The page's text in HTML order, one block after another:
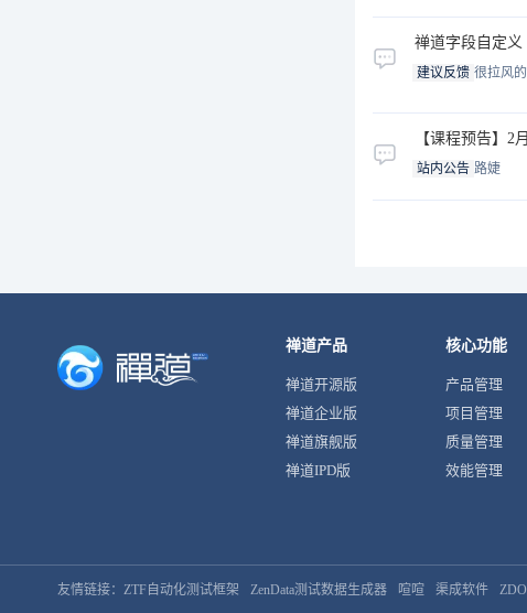
禅道字段自定义
建议反馈 很拉风
【课程预告】2
站内公告 路婕
禅道产品
禅道开源版
禅道企业版
禅道旗舰版
禅道IPD版
核心功能
产品管理
项目管理
质量管理
效能管理
友情链接： ZTF自动化测试框架 ZenData测试数据生成器 喧喧 渠成软件